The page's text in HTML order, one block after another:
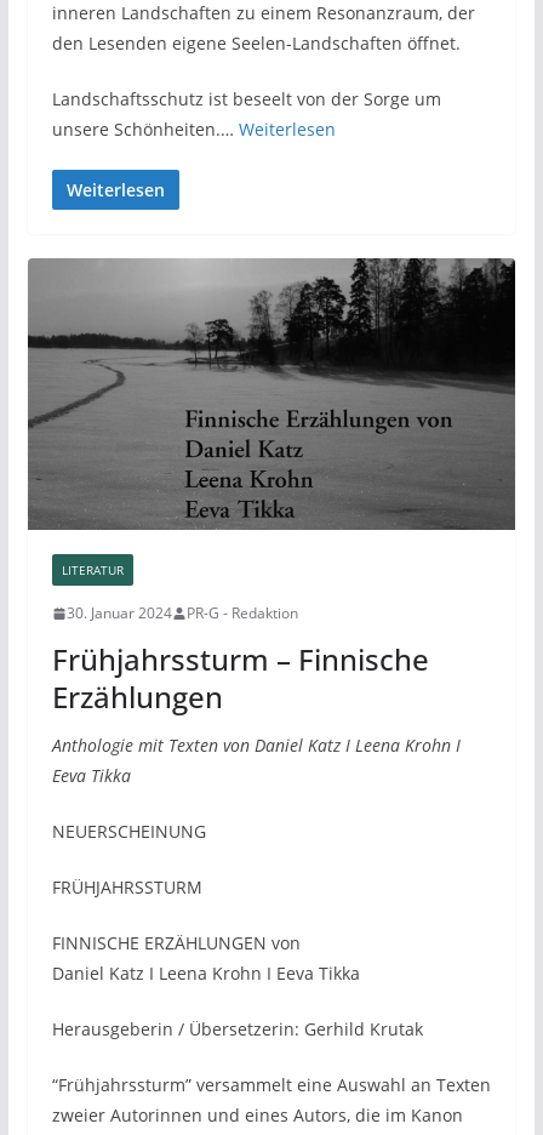
inneren Landschaften zu einem Resonanzraum, der
den Lesenden eigene Seelen-Landschaften öffnet.
Landschaftsschutz ist beseelt von der Sorge um
unsere Schönheiten.… Weiterlesen
Weiterlesen
LITERATUR
30. Januar 2024 PR-G - Redaktion
Frühjahrssturm – Finnische
Erzählungen
Anthologie mit Texten von Daniel Katz I Leena Krohn I
Eeva Tikka
NEUERSCHEINUNG
FRÜHJAHRSSTURM
FINNISCHE ERZÄHLUNGEN von
Daniel Katz I Leena Krohn I Eeva Tikka
Herausgeberin / Übersetzerin: Gerhild Krutak
“Frühjahrssturm” versammelt eine Auswahl an Texten
zweier Autorinnen und eines Autors, die im Kanon